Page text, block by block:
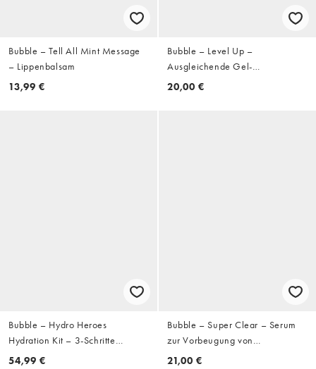
Bubble – Tell All Mint Message
– Lippenbalsam
13,99 €
Bubble – Level Up –
Ausgleichende Gel-
Feuchtigkeitscreme, 50 ml
20,00 €
Bubble – Hydro Heroes
Hydration Kit – 3-Schritte
Feuchtigkeits-Set
54,99 €
Bubble – Super Clear – Serum
zur Vorbeugung von
Hautunreinheiten, 30 ml
21,00 €